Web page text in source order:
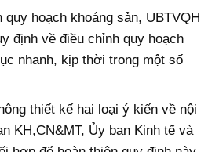
quy hoạch khoáng sản, UBTVQH
định về điều chỉnh quy hoạch
nhanh, kịp thời trong một số
thiết kế hai loại ý kiến về nội
KH,CN&MT, Ủy ban Kinh tế và